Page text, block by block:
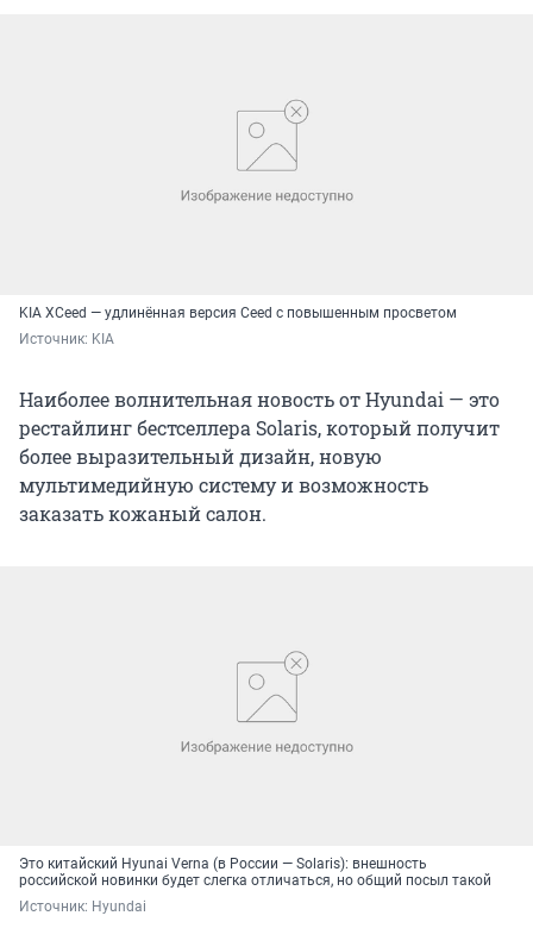
KIA XCeed — удлинённая версия Ceed с повышенным просветом
Источник: KIA
Наиболее волнительная новость от Hyundai — это
рестайлинг бестселлера Solaris, который получит
более выразительный дизайн, новую
мультимедийную систему и возможность
заказать кожаный салон.
Это китайский Hyunai Verna (в России — Solaris): внешность
российской новинки будет слегка отличаться, но общий посыл такой
Источник: Hyundai